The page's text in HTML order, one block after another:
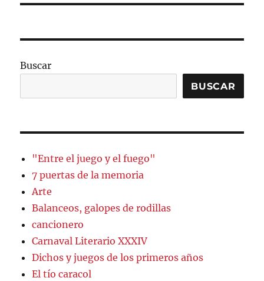
Buscar
BUSCAR
"Entre el juego y el fuego"
7 puertas de la memoria
Arte
Balanceos, galopes de rodillas
cancionero
Carnaval Literario XXXIV
Dichos y juegos de los primeros años
El tío caracol